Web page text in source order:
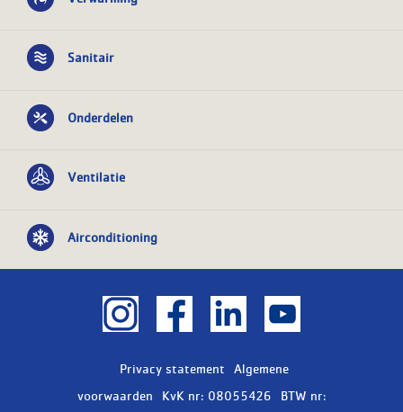
Sanitair
Onderdelen
Ventilatie
Airconditioning
Privacy statement
Algemene
voorwaarden
KvK nr: 08055426 BTW nr: